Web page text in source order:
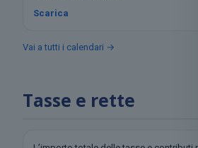
Scarica
Vai a tutti i calendari →
Tasse e rette